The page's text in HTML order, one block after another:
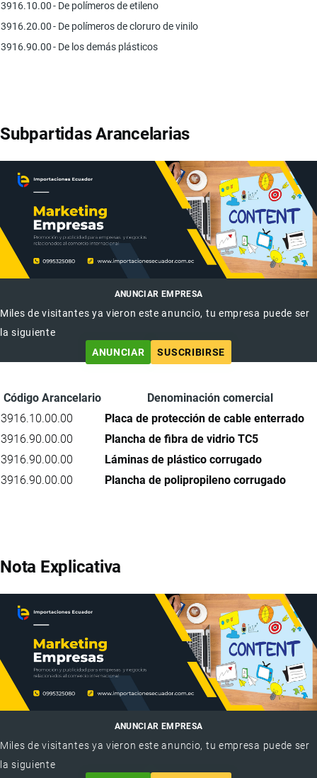
3916.10.00- De polímeros de etileno
3916.20.00- De polímeros de cloruro de vinilo
3916.90.00- De los demás plásticos
Subpartidas Arancelarias
ANUNCIAR EMPRESA
Miles de visitantes ya vieron este anuncio, tu empresa puede ser
la siguiente
ANUNCIAR
SUSCRIBIRSE
Código Arancelario
Denominación comercial
3916.10.00.00
Placa de protección de cable enterrado
3916.90.00.00
Plancha de fibra de vidrio TC5
3916.90.00.00
Láminas de plástico corrugado
3916.90.00.00
Plancha de polipropileno corrugado
Nota Explicativa
ANUNCIAR EMPRESA
Miles de visitantes ya vieron este anuncio, tu empresa puede ser
la siguiente